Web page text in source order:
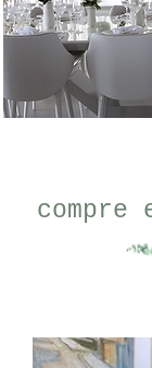
compre